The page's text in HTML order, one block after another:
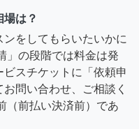
場は？
をしてもらいたいかに
」の段階では料金は発
スチケットに「依頼申
問い合わせ、ご相談く
（前払い決済前）であ